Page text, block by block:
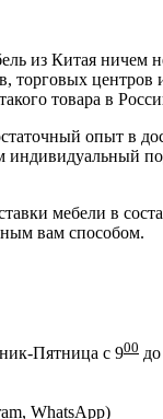
из Китая ничем
торговых
товара в
опыт в
индивидуальный
мебели в
вам способом.
Пятница с 900
WhatsApp)